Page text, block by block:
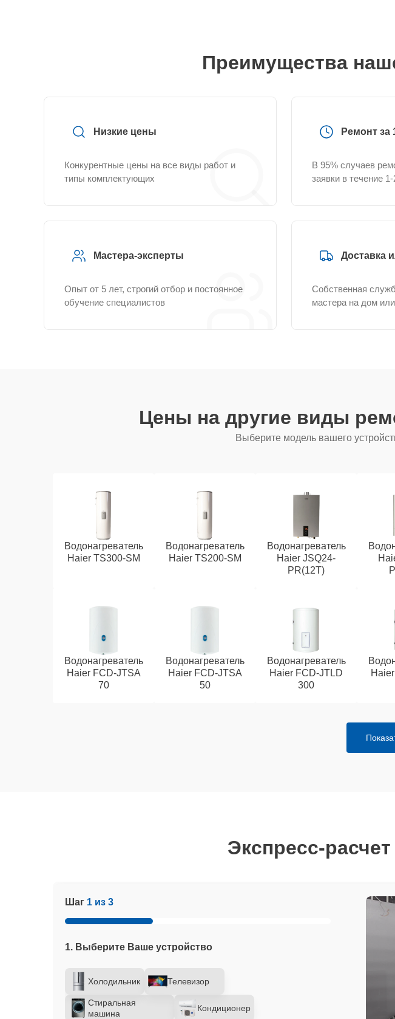
Преимущества
Низкие цены
Конкурентные цены на все виды работ и
типы комплектующих
Ремонт за
В 95% случаев
заявки в течение
Мастера-эксперты
Опыт от 5 лет, строгий отбор и постоянное
обучение специалистов
Доставка
Собственная
мастера на дом
Цены на другие виды
Выберите модель вашего
Водонагреватель
Haier TS300-SM
Водонагреватель
Haier TS200-SM
Водонагреватель
Haier JSQ24-
PR(12T)
Водонагреватель
Haier FCD-JTSA
70
Водонагреватель
Haier FCD-JTSA
50
Водонагреватель
Haier FCD-JTLD
300
Экспресс-
Шаг 1 из 3
1. Выберите Ваше устройство
Холодильник Телевизор
Стиральная
машина
Кондиционер